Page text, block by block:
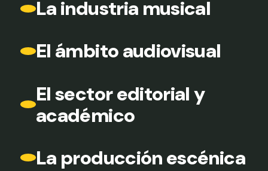
La industria musical
El ámbito audiovisual
El sector editorial y
académico
La producción escénica